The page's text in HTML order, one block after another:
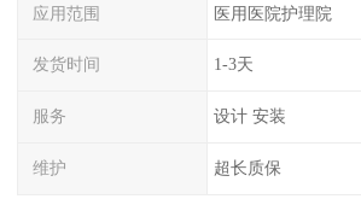
应用范围 医用医院护理院
发货时间 1-3天
服务 设计 安装
维护 超长质保